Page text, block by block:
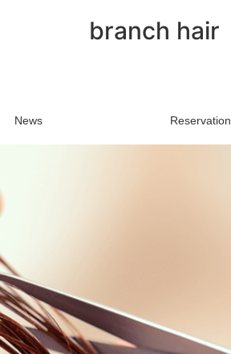
branch hair
News Reservation